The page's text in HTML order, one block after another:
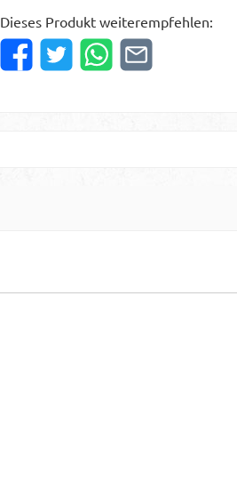
Dieses Produkt weiterempfehlen: